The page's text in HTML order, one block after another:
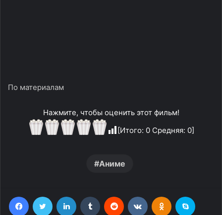
По материалам
Нажмите, чтобы оценить этот фильм!
[Итого: 0Средняя: 0]
Аниме
FacebookTwitter LinkedIn Tumblr Reddit ВконтактеОдноклассники